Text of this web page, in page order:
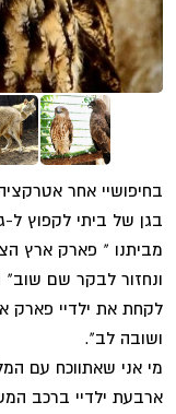
בחיפושיי אחר
בגן של ביתי לקפוץ
מביתנו " פארק ארץ
ונחזור לבקר שם שוב"
לקחת את ילדיי פארק
ושובה לב".
מי אני שאתווכח עם
ארבעת ילדיי ברכב